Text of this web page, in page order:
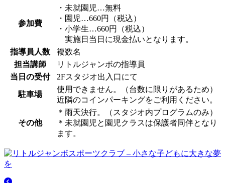
参加費
・未就園児…無料
・園児…660円（税込）
・小学生…660円（税込）
実施日当日に現金払いとなります。
指導員人数
複数名
担当講師
リトルジャンボの指導員
当日の受付
2Fスタジオ出入口にて
駐車場
使用できません。（台数に限りがあるため）
近隣のコインパーキングをご利用ください。
その他
＊雨天決行。（スタジオ内プログラムのみ）
＊未就園児と園児クラスは保護者同伴となり
ます。